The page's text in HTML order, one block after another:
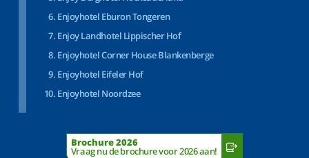
Enjoyhotel Eburon Tongeren
Enjoy Landhotel Lippischer Hof
Enjoyhotel Corner House Blankenberge
Enjoyhotel Eifeler Hof
Enjoyhotel Noordzee
Brochure 2026
Vraag nu de brochure voor 2026 aan!